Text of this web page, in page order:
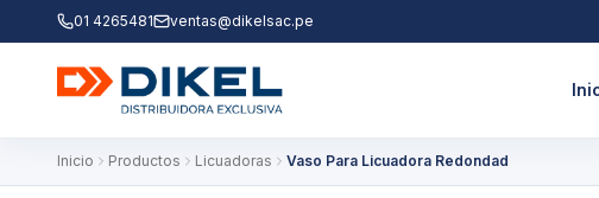
01 4265481 ventas@dikelsac.pe
Inicio Productos Licuadoras Vaso Para Licuadora Redondad